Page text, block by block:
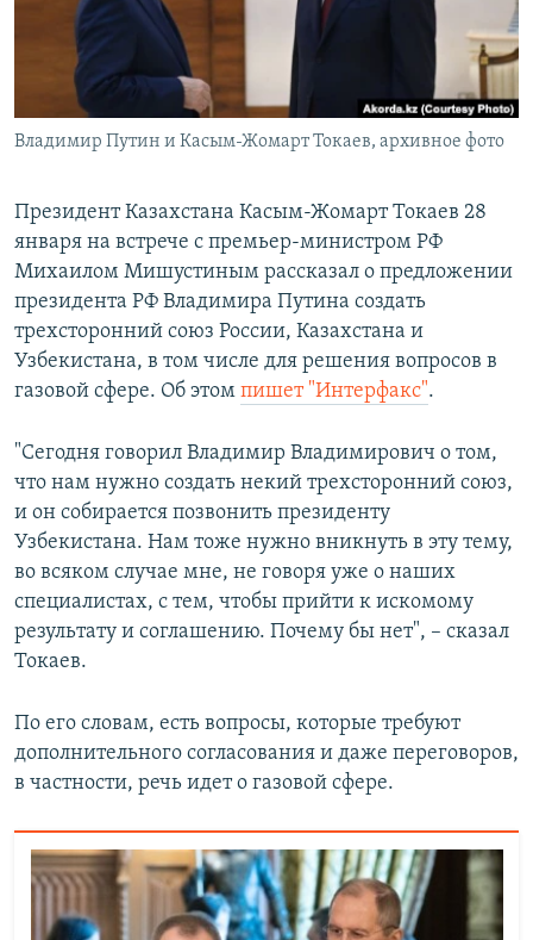
ПОБЕДИТЕЛЕЙ НЕ СУДЯТ?
КРЫМ.НЕПОКОРЕННЫЙ
ELIFBE
УКРАИНСКАЯ ПРОБЛЕМА КРЫМА
ПРИСОЕДИНЯЙТЕСЬ!
Владимир Путин и Касым-Жомарт Токаев, архивное фото
Президент Казахстана Касым-Жомарт Токаев 28
января на встрече с премьер-министром РФ
Михаилом Мишустиным рассказал о предложении
президента РФ Владимира Путина создать
трехсторонний союз России, Казахстана и
Узбекистана, в том числе для решения вопросов в
газовой сфере. Об этом пишет "Интерфакс".
"Сегодня говорил Владимир Владимирович о том,
что нам нужно создать некий трехсторонний союз,
и он собирается позвонить президенту
Узбекистана. Нам тоже нужно вникнуть в эту тему,
во всяком случае мне, не говоря уже о наших
специалистах, с тем, чтобы прийти к искомому
результату и соглашению. Почему бы нет", – сказал
Токаев.
По его словам, есть вопросы, которые требуют
дополнительного согласования и даже переговоров,
в частности, речь идет о газовой сфере.